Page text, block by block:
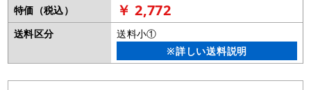
特価（税込）
￥ 2,772
送料区分
送料小①
※詳しい送料説明